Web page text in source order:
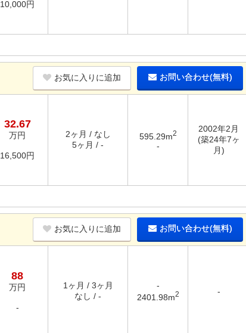
10,000円
お気に入りに追加 お問い合わせ(無料)
32.67
万円
16,500円
2ヶ月 / なし
5ヶ月 / -
595.29m2
-
2002年2月
(築24年7ヶ
月)
お気に入りに追加 お問い合わせ(無料)
88
万円
-
1ヶ月 / 3ヶ月
なし / -
-
2401.98m2 -